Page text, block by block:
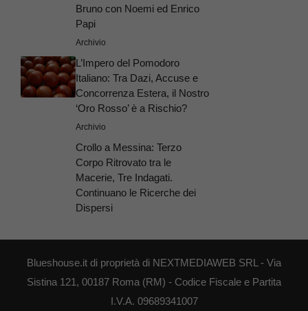
Bruno con Noemi ed Enrico
Papi
Archivio
L’Impero del Pomodoro
Italiano: Tra Dazi, Accuse e
Concorrenza Estera, il Nostro
‘Oro Rosso’ è a Rischio?
Archivio
Crollo a Messina: Terzo
Corpo Ritrovato tra le
Macerie, Tre Indagati.
Continuano le Ricerche dei
Dispersi
Blueshouse.it di proprietà di NEXTMEDIAWEB SRL - Via
Sistina 121, 00187 Roma (RM) - Codice Fiscale e Partita
I.V.A. 09689341007